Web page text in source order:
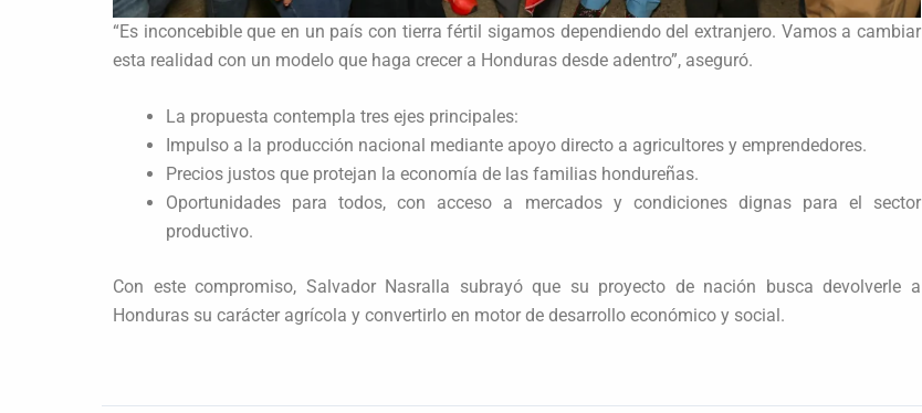
“Es inconcebible que en un país con tierra fértil sigamos dependiendo del extranjero. Vamos a cambiar
esta realidad con un modelo que haga crecer a Honduras desde adentro”, aseguró.
La propuesta contempla tres ejes principales:
Impulso a la producción nacional mediante apoyo directo a agricultores y emprendedores.
Precios justos que protejan la economía de las familias hondureñas.
Oportunidades para todos, con acceso a mercados y condiciones dignas para el sector
productivo.
Con este compromiso, Salvador Nasralla subrayó que su proyecto de nación busca devolverle a
Honduras su carácter agrícola y convertirlo en motor de desarrollo económico y social.